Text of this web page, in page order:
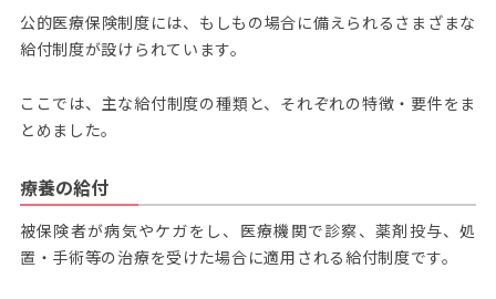
公的医療保険制度には、もしもの場合に備えられるさまざまな
給付制度が設けられています。
ここでは、主な給付制度の種類と、それぞれの特徴・要件をま
とめました。
療養の給付
被保険者が病気やケガをし、医療機関で診察、薬剤投与、処
置・手術等の治療を受けた場合に適用される給付制度です。